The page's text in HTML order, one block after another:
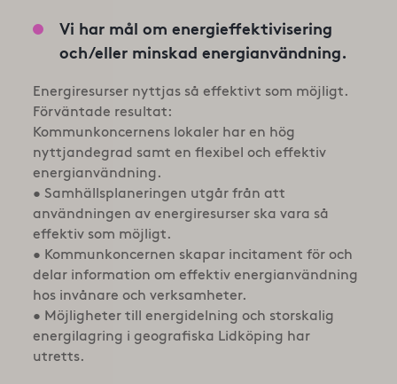
Vi har mål om energieffektivisering
och/eller minskad energianvändning.
Energiresurser nyttjas så effektivt som möjligt.
Förväntade resultat:
Kommunkoncernens lokaler har en hög
nyttjandegrad samt en flexibel och effektiv
energianvändning.
• Samhällsplaneringen utgår från att
användningen av energiresurser ska vara så
effektiv som möjligt.
• Kommunkoncernen skapar incitament för och
delar information om effektiv energianvändning
hos invånare och verksamheter.
• Möjligheter till energidelning och storskalig
energilagring i geografiska Lidköping har
utretts.